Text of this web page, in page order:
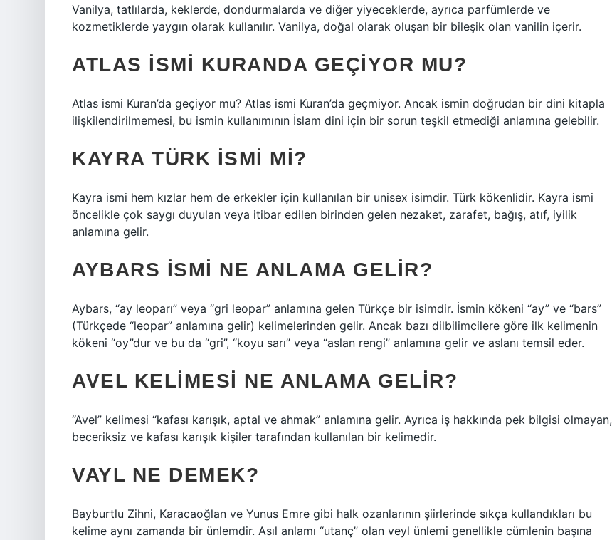
Vanilya, tatlılarda, keklerde, dondurmalarda ve diğer yiyeceklerde, ayrıca parfümlerde ve
kozmetiklerde yaygın olarak kullanılır. Vanilya, doğal olarak oluşan bir bileşik olan vanilin içerir.
ATLAS ISMI KURANDA GEÇIYOR MU?
Atlas ismi Kuran’da geçiyor mu? Atlas ismi Kuran’da geçmiyor. Ancak ismin doğrudan bir dini kitapla
ilişkilendirilmemesi, bu ismin kullanımının İslam dini için bir sorun teşkil etmediği anlamına gelebilir.
KAYRA TÜRK ISMI MI?
Kayra ismi hem kızlar hem de erkekler için kullanılan bir unisex isimdir. Türk kökenlidir. Kayra ismi
öncelikle çok saygı duyulan veya itibar edilen birinden gelen nezaket, zarafet, bağış, atıf, iyilik
anlamına gelir.
AYBARS ISMI NE ANLAMA GELIR?
Aybars, “ay leoparı” veya “gri leopar” anlamına gelen Türkçe bir isimdir. İsmin kökeni “ay” ve “bars”
(Türkçede “leopar” anlamına gelir) kelimelerinden gelir. Ancak bazı dilbilimcilere göre ilk kelimenin
kökeni “oy”dur ve bu da “gri”, “koyu sarı” veya “aslan rengi” anlamına gelir ve aslanı temsil eder.
AVEL KELIMESI NE ANLAMA GELIR?
“Avel” kelimesi “kafası karışık, aptal ve ahmak” anlamına gelir. Ayrıca iş hakkında pek bilgisi olmayan,
beceriksiz ve kafası karışık kişiler tarafından kullanılan bir kelimedir.
VAYL NE DEMEK?
Bayburtlu Zihni, Karacaoğlan ve Yunus Emre gibi halk ozanlarının şiirlerinde sıkça kullandıkları bu
kelime aynı zamanda bir ünlemdir. Asıl anlamı “utanç” olan veyl ünlemi genellikle cümlenin başına